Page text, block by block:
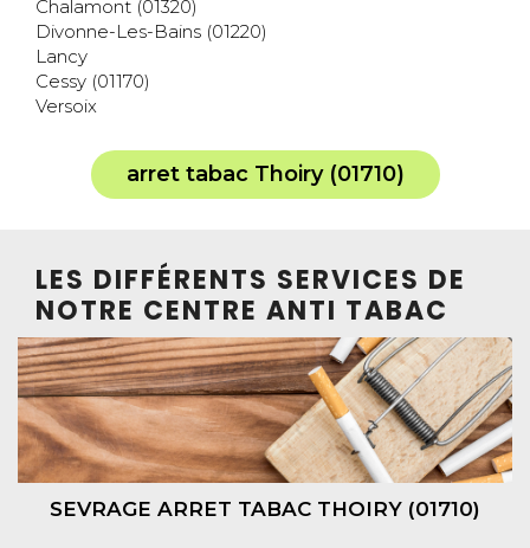
Chalamont (01320)
Divonne-Les-Bains (01220)
Lancy
Cessy (01170)
Versoix
arret tabac Thoiry (01710)
LES DIFFÉRENTS SERVICES DE
NOTRE CENTRE ANTI TABAC
SEVRAGE ARRET TABAC THOIRY (01710)